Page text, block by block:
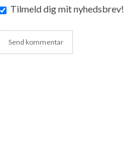
Tilmeld dig mit nyhedsbrev!